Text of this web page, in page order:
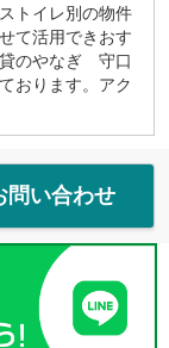
トイレ別の物件
て活用できおす
貸のやなぎ 守口
おります。アク
問い合わせ